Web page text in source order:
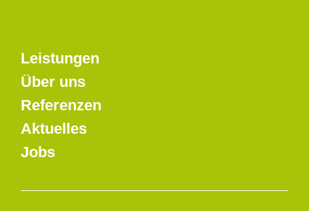
Leistungen
Über uns
Referenzen
Aktuelles
Jobs